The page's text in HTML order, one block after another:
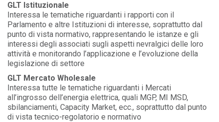
GLT Istituzionale
Interessa le tematiche riguardanti i rapporti con il
Parlamento e altre Istituzioni di interesse, soprattutto dal
punto di vista normativo, rappresentando le istanze e gli
interessi degli associati sugli aspetti nevralgici delle loro
attività e monitorando l’applicazione e l’evoluzione della
legislazione di settore
GLT Mercato Wholesale
Interessa tutte le tematiche riguardanti i Mercati
all’ingrosso dell’energia elettrica, quali MGP, MI MSD,
sbilanciamenti, Capacity Market, ecc., soprattutto dal punto
di vista tecnico-regolatorio e normativo